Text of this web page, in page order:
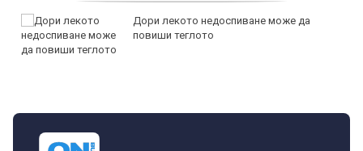
Дори лекото недоспиване може да
повиши теглото